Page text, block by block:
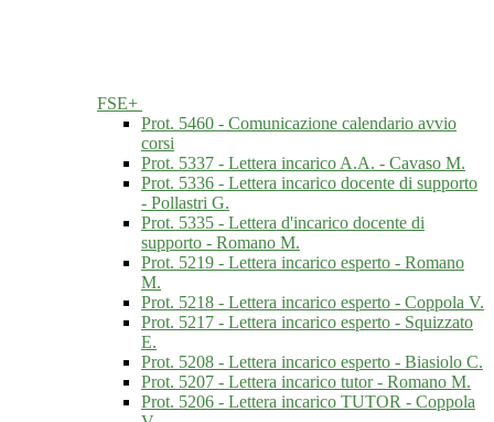
FSE+
Prot. 5460 - Comunicazione calendario avvio
corsi
Prot. 5337 - Lettera incarico A.A. - Cavaso M.
Prot. 5336 - Lettera incarico docente di supporto
- Pollastri G.
Prot. 5335 - Lettera d'incarico docente di
supporto - Romano M.
Prot. 5219 - Lettera incarico esperto - Romano
M.
Prot. 5218 - Lettera incarico esperto - Coppola V.
Prot. 5217 - Lettera incarico esperto - Squizzato
E.
Prot. 5208 - Lettera incarico esperto - Biasiolo C.
Prot. 5207 - Lettera incarico tutor - Romano M.
Prot. 5206 - Lettera incarico TUTOR - Coppola